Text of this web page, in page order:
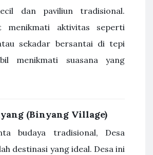
dan paviliun tradisional.
menikmati aktivitas seperti
sekadar bersantai di tepi
menikmati suasana yang
(Binyang Village)
budaya tradisional, Desa
destinasi yang ideal. Desa ini